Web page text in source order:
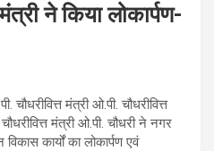
ने किया लोकार्पण-
चौधरीवित्त मंत्री ओ.पी. चौधरीवित्त
मंत्री ओ.पी. चौधरी ने नगर
कार्यों का लोकार्पण एवं